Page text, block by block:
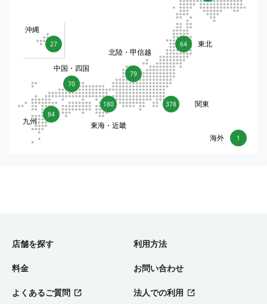
64 東北
378 関東
79
北陸・甲信越
180
東海・近畿
70
中国・四国
84
九州
27
沖縄
1
海外
店舗を探す 利用方法
料金 お問い合わせ
よくあるご質問 法人での利用